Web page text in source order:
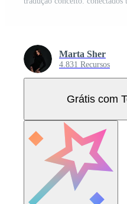
Marta Sher
4.831 Recursos
Grátis com